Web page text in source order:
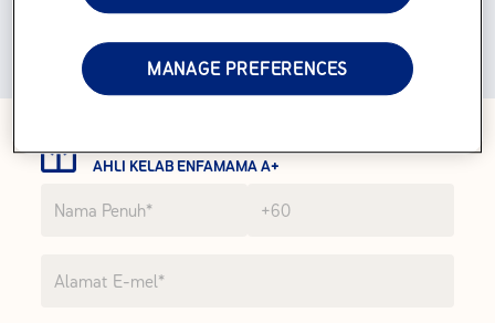
AHLI KELAB ENFAMAMA A+
MANAGE PREFERENCES